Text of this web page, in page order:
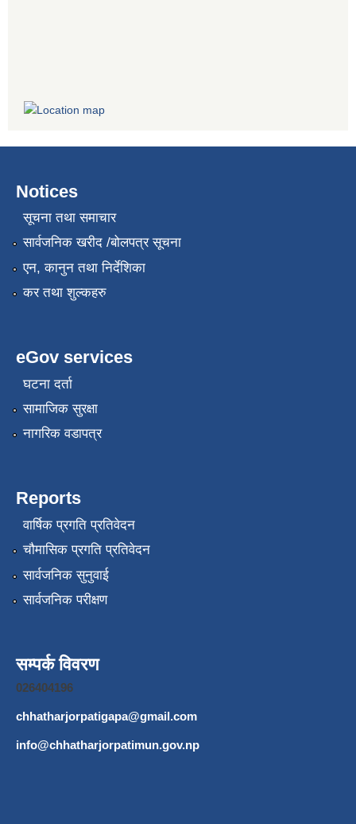
Notices
सूचना तथा समाचार
सार्वजनिक खरीद /बोलपत्र सूचना
एन, कानुन तथा निर्देशिका
कर तथा शुल्कहरु
eGov services
घटना दर्ता
सामाजिक सुरक्षा
नागरिक वडापत्र
Reports
वार्षिक प्रगति प्रतिवेदन
चौमासिक प्रगति प्रतिवेदन
सार्वजनिक सुनुवाई
सार्वजनिक परीक्षण
सम्पर्क विवरण
026404196
chhatharjorpatigapa@gmail.com
info@chhatharjorpatimun.gov.np